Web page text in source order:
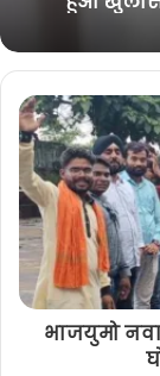
दवा
हुआ
2 सगी
दुष्कर्म,
भाजयुमो